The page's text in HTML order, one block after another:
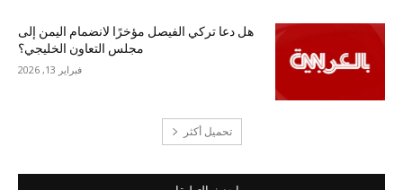
هل دعا تركي الفيصل مؤخرًا لانضمام اليمن إلى
مجلس التعاون الخليجي؟
فبراير 13, 2026
تحميل أكثر